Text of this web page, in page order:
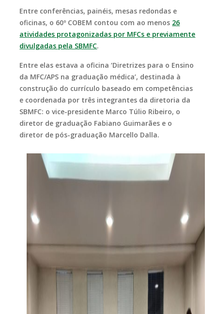
Entre conferências, painéis, mesas redondas e
oficinas, o 60º COBEM contou com ao menos 26
atividades protagonizadas por MFCs e previamente
divulgadas pela SBMFC.
Entre elas estava a oficina ‘Diretrizes para o Ensino
da MFC/APS na graduação médica’, destinada à
construção do currículo baseado em competências
e coordenada por três integrantes da diretoria da
SBMFC: o vice-presidente Marco Túlio Ribeiro, o
diretor de graduação Fabiano Guimarães e o
diretor de pós-graduação Marcello Dalla.